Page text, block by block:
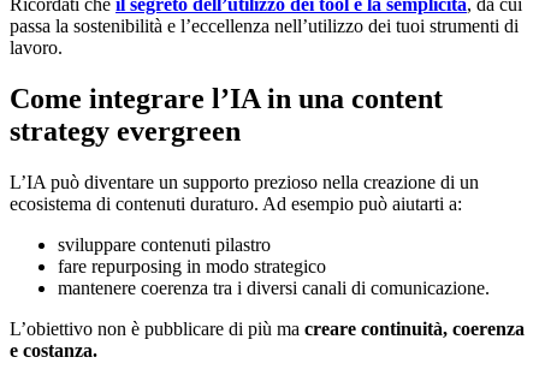
Ricordati che il segreto dell’utilizzo dei tool è la semplicità, da cui
passa la sostenibilità e l’eccellenza nell’utilizzo dei tuoi strumenti di
lavoro.
Come integrare l’IA in una content
strategy evergreen
L’IA può diventare un supporto prezioso nella creazione di un
ecosistema di contenuti duraturo. Ad esempio può aiutarti a:
sviluppare contenuti pilastro
fare repurposing in modo strategico
mantenere coerenza tra i diversi canali di comunicazione.
L’obiettivo non è pubblicare di più ma creare continuità, coerenza
e costanza.